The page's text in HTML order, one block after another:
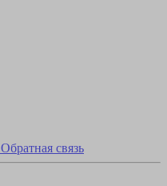
Обратная связь